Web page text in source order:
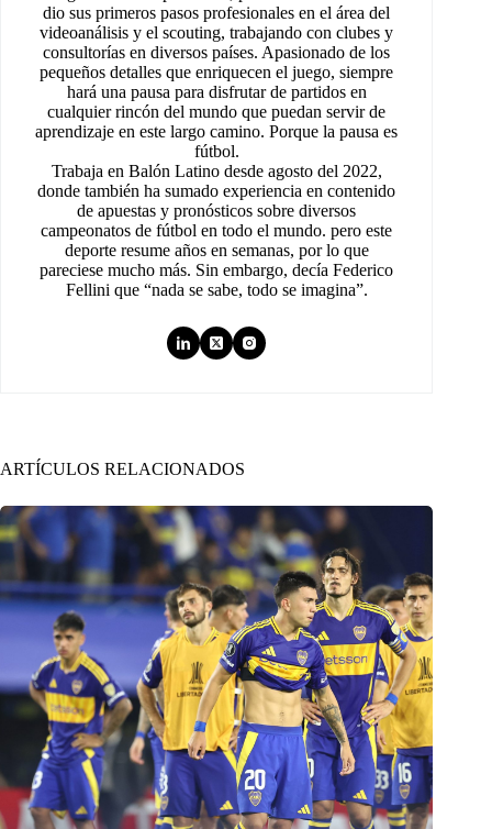
dio sus primeros pasos profesionales en el área del
videoanálisis y el scouting, trabajando con clubes y
consultorías en diversos países. Apasionado de los
pequeños detalles que enriquecen el juego, siempre
hará una pausa para disfrutar de partidos en
cualquier rincón del mundo que puedan servir de
aprendizaje en este largo camino. Porque la pausa es
fútbol.
Trabaja en Balón Latino desde agosto del 2022,
donde también ha sumado experiencia en contenido
de apuestas y pronósticos sobre diversos
campeonatos de fútbol en todo el mundo. pero este
deporte resume años en semanas, por lo que
pareciese mucho más. Sin embargo, decía Federico
Fellini que “nada se sabe, todo se imagina”.
ARTÍCULOS RELACIONADOS